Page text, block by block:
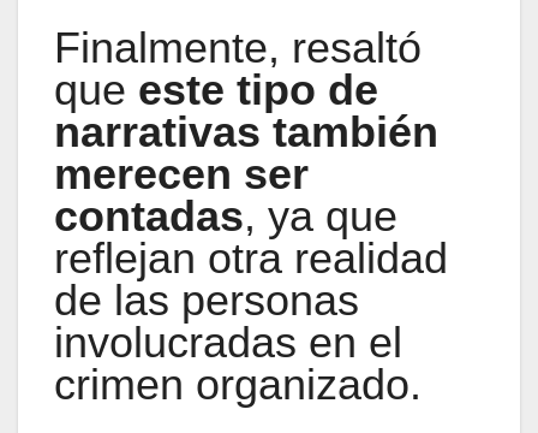
Finalmente, resaltó
que este tipo de
narrativas también
merecen ser
contadas, ya que
reflejan otra realidad
de las personas
involucradas en el
crimen organizado.